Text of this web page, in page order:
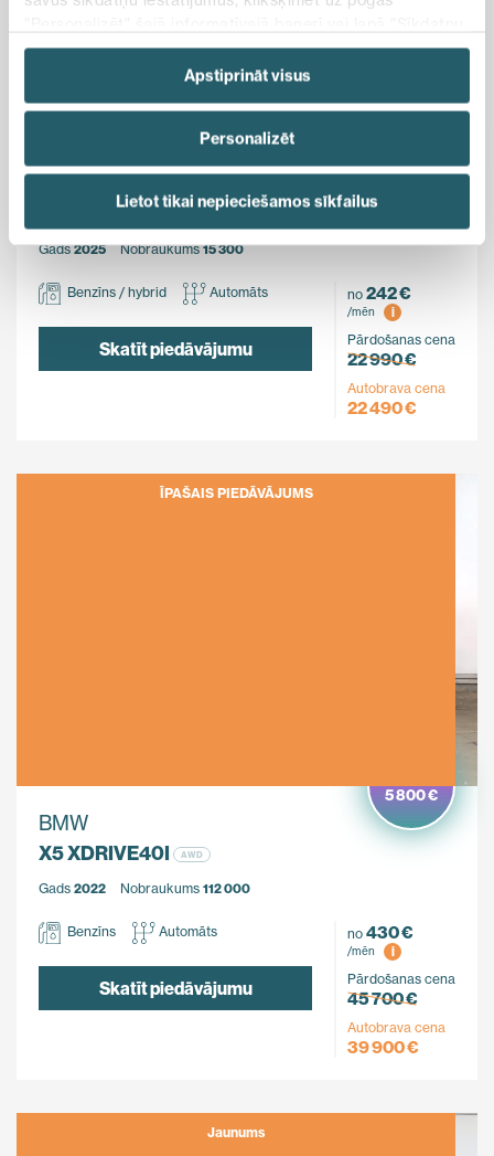
politika". Vairāk informācijas par sīkdatnēm ir pieejama
šajā informatīvajā banerī un mūsu Sīkdatņu politikā.
Apstiprināt visus
Personalizēt
Lietot tikai nepieciešamos sīkfailus
ZS Hybrid+
Gads2025 Nobraukums15 300
Benzīns / hybrid Automāts
Skatīt piedāvājumu
no 242 €
/mēn
i
Pārdošanas cena
22 990 €
Autobrava cena
22 490 €
ĪPAŠAIS PIEDĀVĀJUMS
BMW
X5 XDRIVE40I
AWD
Gads 2022 Nobraukums 112 000
5 800 €
Benzīns Automāts
Skatīt piedāvājumu
no 430 €
/mēn
i
Pārdošanas cena
45 700 €
Autobrava cena
39 900 €
Jaunums